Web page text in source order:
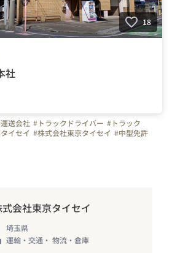
18
社
送会社 #トラックドライバー #トラック
イセイ #株式会社東京タイセイ #中型免許
会社東京タイセイ
埼玉県
運輸・交通・ 物流・倉庫